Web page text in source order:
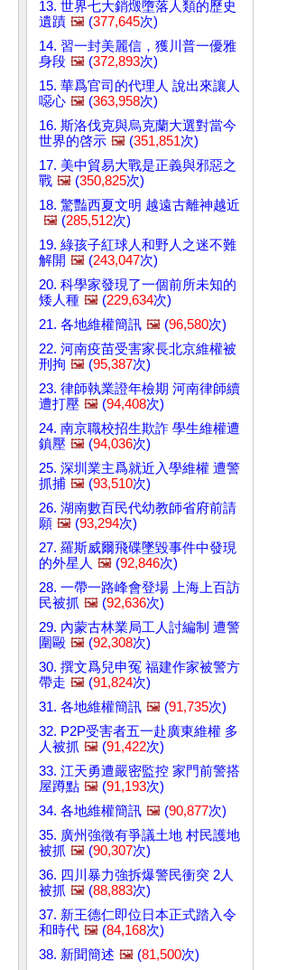
13. 世界七大銷燬墮落人類的歷史
遺蹟 🖼️ (377,645次)
14. 習一封美麗信，獲川普一優雅
身段 🖼️ (372,893次)
15. 華爲官司的代理人 說出來讓人
噁心 🖼️ (363,958次)
16. 斯洛伐克與烏克蘭大選對當今
世界的啓示 🖼️ (351,851次)
17. 美中貿易大戰是正義與邪惡之
戰 🖼️ (350,825次)
18. 驚豔西夏文明 越遠古離神越近
🖼️ (285,512次)
19. 綠孩子紅球人和野人之迷不難
解開 🖼️ (243,047次)
20. 科學家發現了一個前所未知的
矮人種 🖼️ (229,634次)
21. 各地維權簡訊 🖼️ (96,580次)
22. 河南疫苗受害家長北京維權被
刑拘 🖼️ (95,387次)
23. 律師執業證年檢期 河南律師續
遭打壓 🖼️ (94,408次)
24. 南京職校招生欺詐 學生維權遭
鎮壓 🖼️ (94,036次)
25. 深圳業主爲就近入學維權 遭警
抓捕 🖼️ (93,510次)
26. 湖南數百民代幼教師省府前請
願 🖼️ (93,294次)
27. 羅斯威爾飛碟墜毀事件中發現
的外星人 🖼️ (92,846次)
28. 一帶一路峰會登場 上海上百訪
民被抓 🖼️ (92,636次)
29. 內蒙古林業局工人討編制 遭警
圍毆 🖼️ (92,308次)
30. 撰文爲兒申冤 福建作家被警方
帶走 🖼️ (91,824次)
31. 各地維權簡訊 🖼️ (91,735次)
32. P2P受害者五一赴廣東維權 多
人被抓 🖼️ (91,422次)
33. 江天勇遭嚴密監控 家門前警搭
屋蹲點 🖼️ (91,193次)
34. 各地維權簡訊 🖼️ (90,877次)
35. 廣州強徵有爭議土地 村民護地
被抓 🖼️ (90,307次)
36. 四川暴力強拆爆警民衝突 2人
被抓 🖼️ (88,883次)
37. 新王德仁即位日本正式踏入令
和時代 🖼️ (84,168次)
38. 新聞簡述 🖼️ (81,500次)